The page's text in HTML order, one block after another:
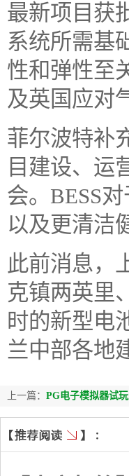
最新项目获
系统所需基
性和弹性至
及英国应对
菲尔波特补
目建设、运
会。BESS
以及更清洁
此前消息，
克镇两英里
时的新型电
兰中部各地
上一篇： PG电子模拟器试